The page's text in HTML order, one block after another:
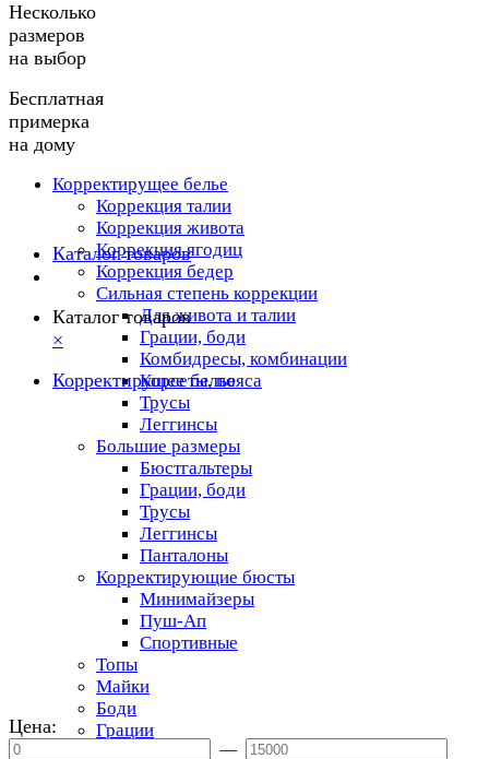
Несколько
размеров
на выбор
Бесплатная
примерка
на дому
Корректирущее белье
Коррекция талии
Коррекция живота
Коррекция ягодиц
Коррекция бедер
Сильная степень коррекции
Для живота и талии
Грации, боди
Комбидресы, комбинации
Корсеты, пояса
Трусы
Леггинсы
Большие размеры
Бюстгальтеры
Грации, боди
Трусы
Леггинсы
Панталоны
Корректирующие бюсты
Минимайзеры
Пуш-Ап
Спортивные
Топы
Майки
Боди
Грации
Каталог товаров
Каталог товаров
×
Корректирущее белье
Цена:
—